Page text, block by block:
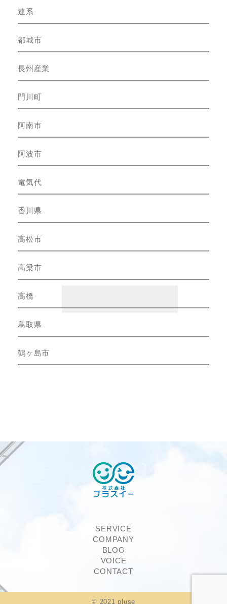
連系
都城市
長州産業
門川町
阿南市
阿波市
電気代
香川県
高松市
高梁市
高橋
鳥取県
鶴ヶ島市
SERVICE
COMPANY
BLOG
VOICE
CONTACT
©︎ 2021 pluse